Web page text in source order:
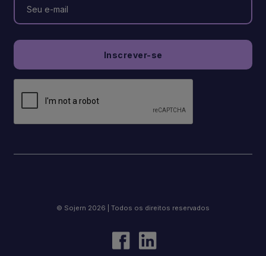
© Sojern 2026 | Todos os direitos reservados